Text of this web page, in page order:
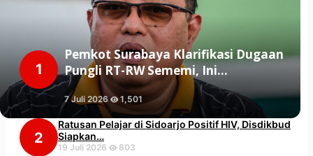
1
Pemkot Surabaya Klarifikasi Dugaan
Pungli RT-RW Sememi, Ini…
7 Juli 2026 1,501
2
Ratusan Pelajar di Sidoarjo Positif HIV, Disdikbud
Siapkan…
19 Juli 2026 803